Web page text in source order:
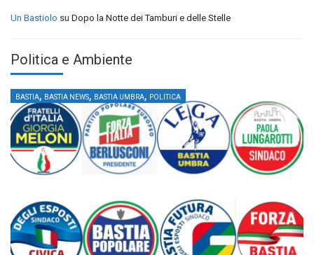
Un Bastiolo su Dopo la Notte dei Tamburi e delle Stelle
Politica e Ambiente
BASTIA, BASTIA NEWS, BASTIA UMBRA, POLITICA